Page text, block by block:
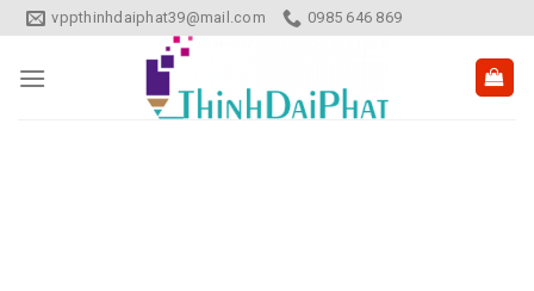
Skip
to
content
vppthinhdaiphat39@mail.com 0985 646 869